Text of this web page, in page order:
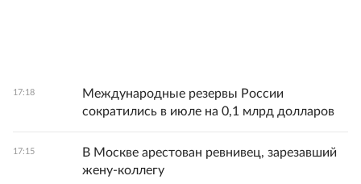
17:18
Международные резервы России
сократились в июле на 0,1 млрд долларов
17:15
В Москве арестован ревнивец, зарезавший
жену-коллегу